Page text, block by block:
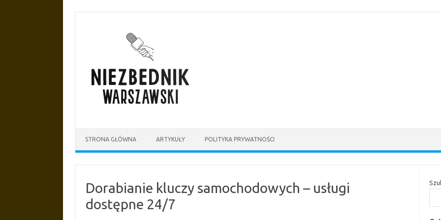
STRONA GŁÓWNA ARTYKUŁY POLITYKA PRYWATNOŚCI
Dorabianie kluczy samochodowych – usługi
dostępne 24/7